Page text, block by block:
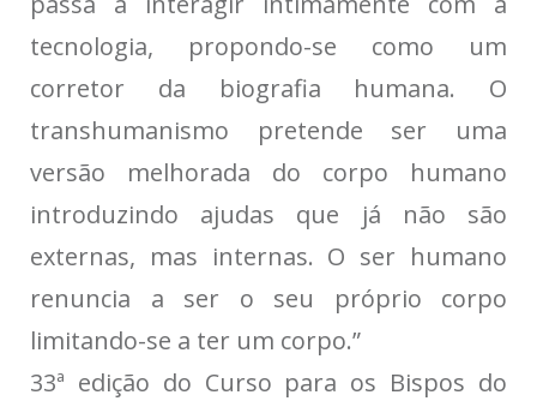
tecnologia, propondo-se como um
corretor da biografia humana. O
transhumanismo pretende ser uma
versão melhorada do corpo humano
introduzindo ajudas que já não são
externas, mas internas. O ser humano
renuncia a ser o seu próprio corpo
limitando-se a ter um corpo.”
33ª edição do Curso para os Bispos do